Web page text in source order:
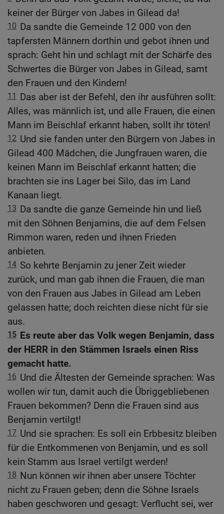
keiner der Bürger von Jabes in Gilead da!
10 Da sandte die Gemeinde 12 000 von den
tapfersten Männern dorthin und gebot ihnen und
sprach: Geht hin und schlagt mit der Schärfe des
Schwertes die Bürger von Jabes in Gilead, samt
den Frauen und den Kindern!
11
Das aber ist der Befehl, den ihr ausführen sollt:
Alles, was männlich ist, und alle Frauen, die einen
Mann im Beischlaf erkannt haben, sollt ihr töten!
12 Und sie fanden unter den Bürgern von Jabes in
Gilead 400 Mädchen, die Jungfrauen waren, die
keinen Mann im Beischlaf erkannt hatten; die
brachten sie ins Lager bei Silo, das im Land
Kanaan liegt.
13 Da sandte die ganze Gemeinde hin und ließ
mit den Söhnen Benjamins, die auf dem Felsen
Rimmon waren, reden und ihnen Frieden
anbieten.
14 So kehrte Benjamin zu jener Zeit wieder
zurück, und man gab ihnen die Frauen, die man
von den Frauen aus Jabes in Gilead am Leben
gelassen hatte; doch reichten diese nicht für sie
aus.
15 Es reute aber das Volk wegen Benjamin, dass
der HERR in den Stämmen Israels einen Riss
gemacht hatte.
16 Und die Ältesten der Gemeinde sprachen: Was
wollen wir tun, damit auch die Übriggebliebenen
Frauen bekommen? Denn die Frauen sind aus
Benjamin vertilgt!
17 Und sie sprachen: Es soll ein Erbbesitz bleiben
für die Entkommenen von Benjamin, und es soll
kein Stamm aus Israel vertilgt werden!
18 Nun können wir ihnen aber unsere Töchter
nicht zu Frauen geben; denn die Söhne Israels
haben geschworen und gesagt: Verflucht sei, wer